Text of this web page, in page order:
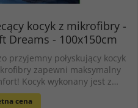
kocyk z mikrofibry -
Dreams - 100x150cm
przyjemny połyskujący kocyk
zapewni maksymalny
Kocyk wykonany jest z…
cena